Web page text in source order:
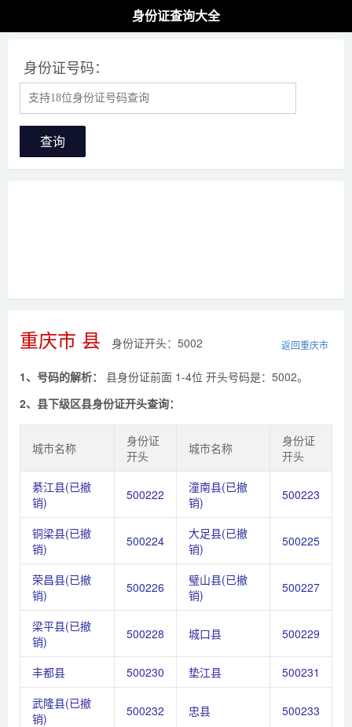
身份证查询大全
身份证号码：
查询
重庆市 县 身份证开头：5002 返回重庆市
1、号码的解析：
县身份证前面 1-4位 开头号码是：5002。
2、县下级区县身份证开头查询：
城市名称
身份证
开头
城市名称
身份证
开头
綦江县(已撤
销)
500222
潼南县(已撤
销)
500223
铜梁县(已撤
销)
500224
大足县(已撤
销)
500225
荣昌县(已撤
销)
500226
璧山县(已撤
销)
500227
梁平县(已撤
销)
500228 城口县 500229
丰都县 500230 垫江县
500231
武隆县(已撤
销)
500232 忠县 500233